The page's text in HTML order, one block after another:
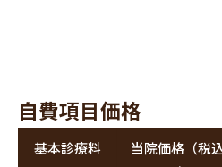
自費項目価格
基本診療料
当院価格（税